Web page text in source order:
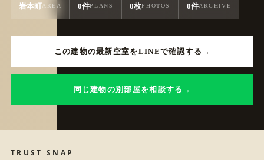
岩本町AREA 0件PLANS 0枚PHOTOS 0件ARCHIVE
この建物の最新空室をLINEで確認する
同じ建物の別部屋を相談する
TRUST SNAP